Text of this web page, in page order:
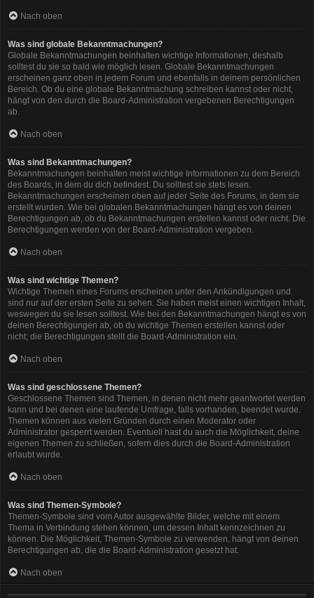
Nach oben
Was sind globale Bekanntmachungen?
Globale Bekanntmachungen beinhalten wichtige Informationen, deshalb
solltest du sie so bald wie möglich lesen. Globale Bekanntmachungen
erscheinen ganz oben in jedem Forum und ebenfalls in deinem persönlichen
Bereich. Ob du eine globale Bekanntmachung schreiben kannst oder nicht,
hängt von den durch die Board-Administration vergebenen Berechtigungen
ab.
Nach oben
Was sind Bekanntmachungen?
Bekanntmachungen beinhalten meist wichtige Informationen zu dem Bereich
des Boards, in dem du dich befindest. Du solltest sie stets lesen.
Bekanntmachungen erscheinen oben auf jeder Seite des Forums, in dem sie
erstellt wurden. Wie bei globalen Bekanntmachungen hängt es von deinen
Berechtigungen ab, ob du Bekanntmachungen erstellen kannst oder nicht. Die
Berechtigungen werden von der Board-Administration vergeben.
Nach oben
Was sind wichtige Themen?
Wichtige Themen eines Forums erscheinen unter den Ankündigungen und
sind nur auf der ersten Seite zu sehen. Sie haben meist einen wichtigen Inhalt,
weswegen du sie lesen solltest. Wie bei den Bekanntmachungen hängt es von
deinen Berechtigungen ab, ob du wichtige Themen erstellen kannst oder
nicht; die Berechtigungen stellt die Board-Administration ein.
Nach oben
Was sind geschlossene Themen?
Geschlossene Themen sind Themen, in denen nicht mehr geantwortet werden
kann und bei denen eine laufende Umfrage, falls vorhanden, beendet wurde.
Themen können aus vielen Gründen durch einen Moderator oder
Administrator gesperrt werden. Eventuell hast du auch die Möglichkeit, deine
eigenen Themen zu schließen, sofern dies durch die Board-Administration
erlaubt wurde.
Nach oben
Was sind Themen-Symbole?
Themen-Symbole sind vom Autor ausgewählte Bilder, welche mit einem
Thema in Verbindung stehen können, um dessen Inhalt kennzeichnen zu
können. Die Möglichkeit, Themen-Symbole zu verwenden, hängt von deinen
Berechtigungen ab, die die Board-Administration gesetzt hat.
Nach oben